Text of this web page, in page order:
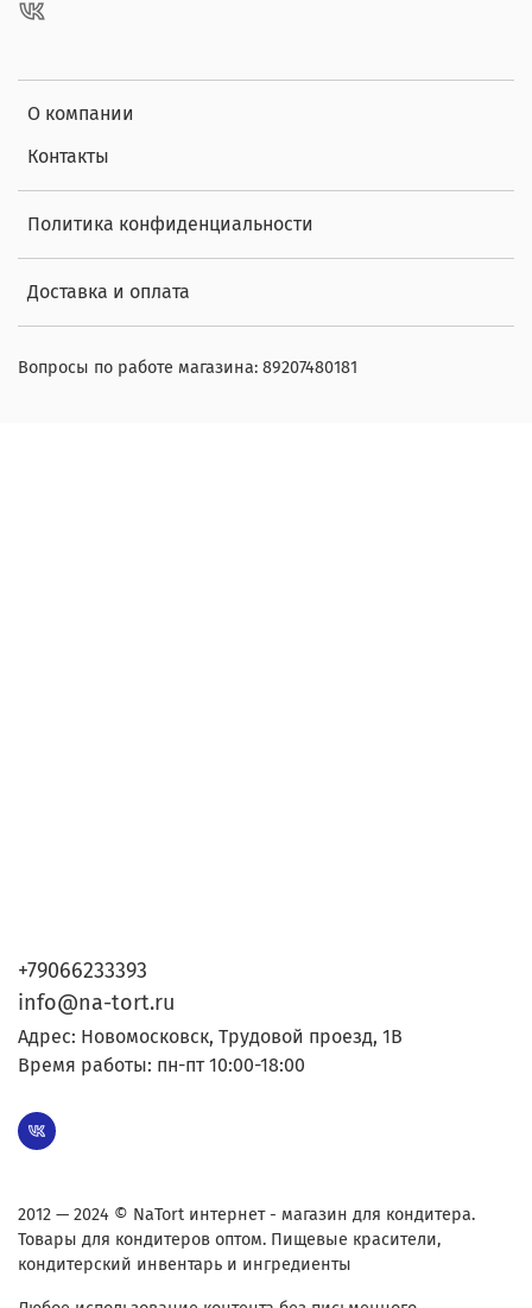
О компании
Контакты
Политика конфиденциальности
Доставка и оплата
Вопросы по работе магазина: 89207480181
+79066233393
info@na-tort.ru
Адрес: Новомосковск, Трудовой проезд, 1В
Время работы: пн-пт 10:00-18:00
2012 — 2024 © NaTort интернет - магазин для кондитера.
Товары для кондитеров оптом. Пищевые красители,
кондитерский инвентарь и ингредиенты